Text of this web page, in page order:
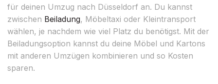
für deinen Umzug nach Düsseldorf an. Du kannst
zwischen Beiladung, Möbeltaxi oder Kleintransport
wählen, je nachdem wie viel Platz du benötigst. Mit der
Beiladungsoption kannst du deine Möbel und Kartons
mit anderen Umzügen kombinieren und so Kosten
sparen.